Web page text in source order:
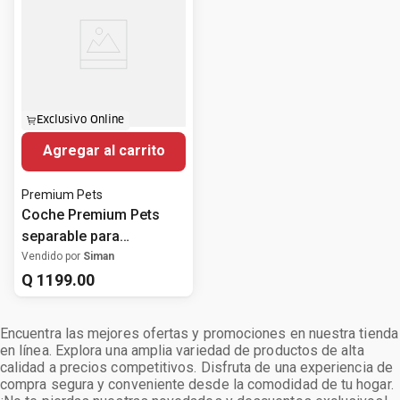
Exclusivo Online
Agregar al carrito
Premium Pets
Coche Premium Pets
separable para
mascotas
Vendido por Siman
Q 1199.00
Encuentra las mejores ofertas y promociones en nuestra tienda
en línea. Explora una amplia variedad de productos de alta
calidad a precios competitivos. Disfruta de una experiencia de
compra segura y conveniente desde la comodidad de tu hogar.